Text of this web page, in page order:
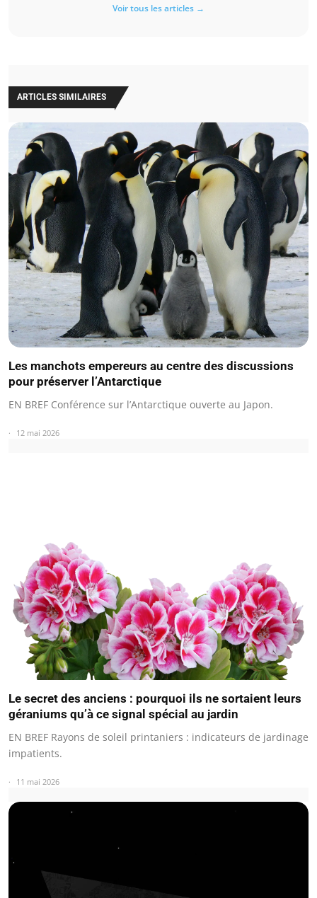
Voir tous les articles →
ARTICLES SIMILAIRES
Les manchots empereurs au centre des discussions
pour préserver l’Antarctique
EN BREF Conférence sur l’Antarctique ouverte au Japon.
12 mai 2026
Le secret des anciens : pourquoi ils ne sortaient leurs
géraniums qu’à ce signal spécial au jardin
EN BREF Rayons de soleil printaniers : indicateurs de jardinage
impatients.
11 mai 2026